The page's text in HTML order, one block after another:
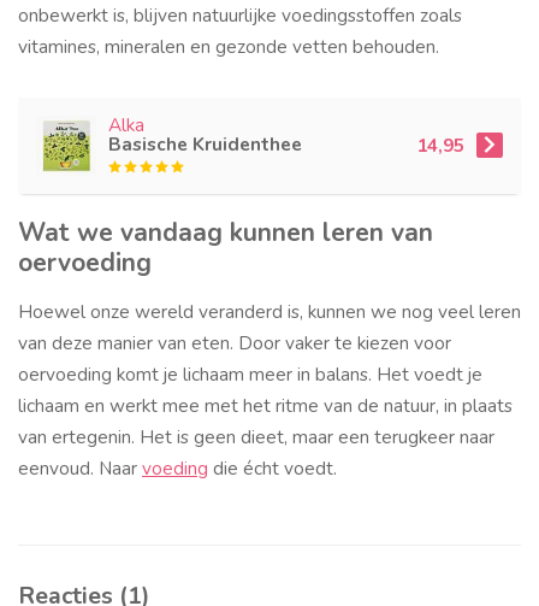
onbewerkt is, blijven natuurlijke voedingsstoffen zoals
vitamines, mineralen en gezonde vetten behouden.
Alka
Basische Kruidenthee 14,95
Wat we vandaag kunnen leren van
oervoeding
Hoewel onze wereld veranderd is, kunnen we nog veel leren
van deze manier van eten. Door vaker te kiezen voor
oervoeding komt je lichaam meer in balans. Het voedt je
lichaam en werkt mee met het ritme van de natuur, in plaats
van ertegenin. Het is geen dieet, maar een terugkeer naar
eenvoud. Naarvoeding die écht voedt.
Reacties (1)